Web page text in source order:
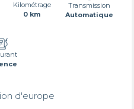
Kilométrage
0 km
Transmission
Automatique
d'europe